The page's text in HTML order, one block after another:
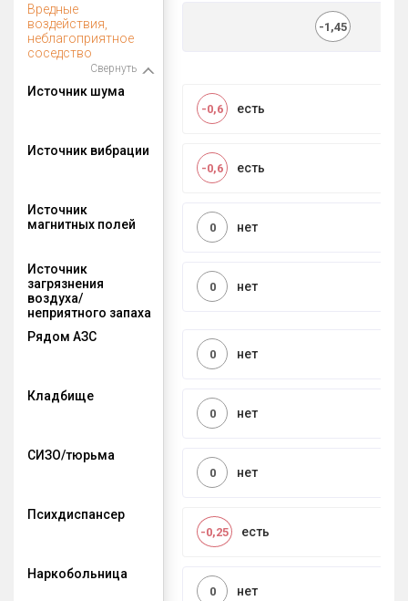
Вредные
воздействия,
неблагоприятное
соседство
Свернуть
-1,45
Источник шума
есть
-0,6
Источник вибрации
есть
-0,6
Источник
магнитных полей
нет
0
Источник
загрязнения
воздуха/
неприятного запаха
нет
0
Рядом АЗС
нет
0
Кладбище
нет
0
СИЗО/тюрьма
нет
0
Психдиспансер
есть
-0,25
Наркобольница
нет
0